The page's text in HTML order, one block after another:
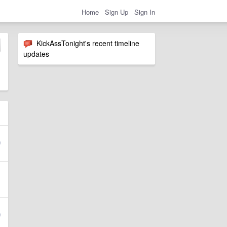
Home Sign Up Sign In
KickAssTonight's recent timeline
updates